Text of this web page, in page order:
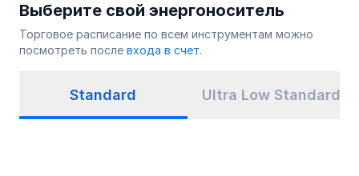
Выберите свой энергоноситель
Торговое расписание по всем инструментам можно
посмотреть после входа в счет.
Standard Ultra Low Standard